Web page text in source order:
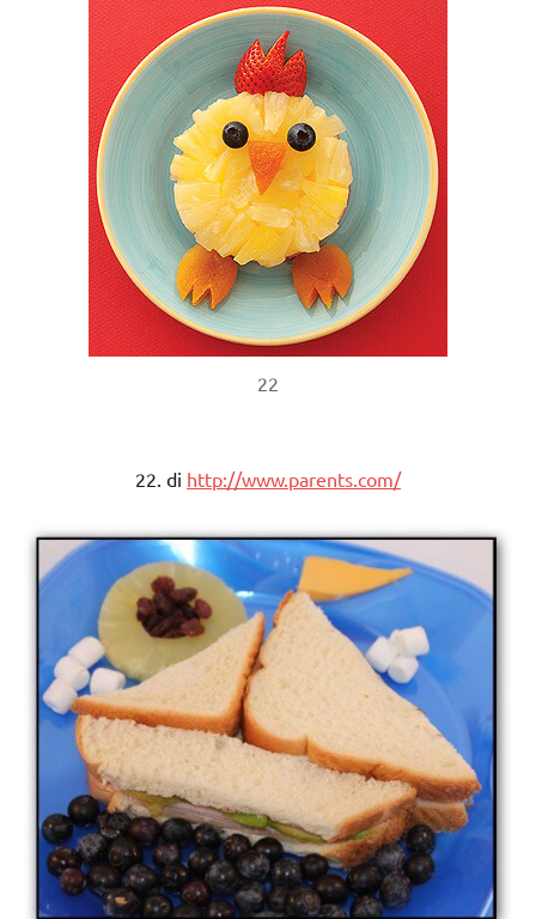
22
22. di http://www.parents.com/